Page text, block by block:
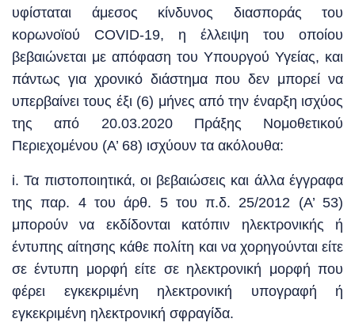
υφίσταται άμεσος κίνδυνος διασποράς του
κορωνοϊού COVID-19, η έλλειψη του οποίου
βεβαιώνεται με απόφαση του Υπουργού Υγείας, και
πάντως για χρονικό διάστημα που δεν μπορεί να
υπερβαίνει τους έξι (6) μήνες από την έναρξη ισχύος
της από 20.03.2020 Πράξης Νομοθετικού
Περιεχομένου (Α’ 68) ισχύουν τα ακόλουθα:
i. Τα πιστοποιητικά, οι βεβαιώσεις και άλλα έγγραφα
της παρ. 4 του άρθ. 5 του π.δ. 25/2012 (Α’ 53)
μπορούν να εκδίδονται κατόπιν ηλεκτρονικής ή
έντυπης αίτησης κάθε πολίτη και να χορηγούνται είτε
σε έντυπη μορφή είτε σε ηλεκτρονική μορφή που
φέρει εγκεκριμένη ηλεκτρονική υπογραφή ή
εγκεκριμένη ηλεκτρονική σφραγίδα.